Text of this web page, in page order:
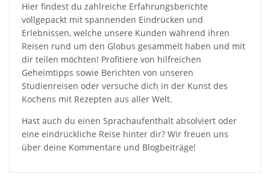
Hier findest du zahlreiche Erfahrungsberichte
vollgepackt mit spannenden Eindrücken und
Erlebnissen, welche unsere Kunden während ihren
Reisen rund um den Globus gesammelt haben und mit
dir teilen möchten! Profitiere von hilfreichen
Geheimtipps sowie Berichten von unseren
Studienreisen oder versuche dich in der Kunst des
Kochens mit Rezepten aus aller Welt.
Hast auch du einen Sprachaufenthalt absolviert oder
eine eindrückliche Reise hinter dir? Wir freuen uns
über deine Kommentare und Blogbeiträge!